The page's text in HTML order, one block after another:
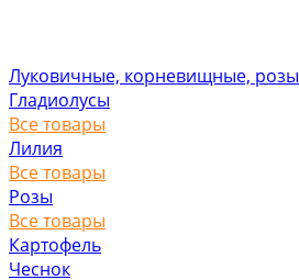
Луковичные, корневищные, розы
Гладиолусы
Все товары
Лилия
Все товары
Розы
Все товары
Картофель
Чеснок